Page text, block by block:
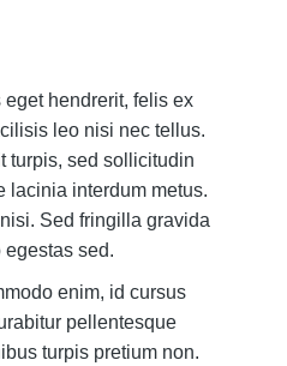
hendrerit, felis ex
leo nisi nec tellus.
turpis, sed sollicitudin
lacinia interdum metus.
Sed fringilla gravida
egestas sed.
enim, id cursus
pellentesque
turpis pretium non.